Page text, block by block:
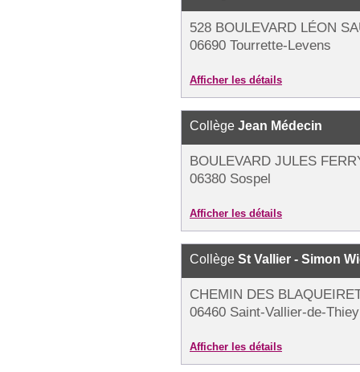
528 BOULEVARD LÉON
06690 Tourrette-Levens
Afficher les détails
Collège Jean Médecin
BOULEVARD JULES
06380 Sospel
Afficher les détails
Collège St Vallier - Simon
CHEMIN DES
06460 Saint-Vallier-de-Thiey
Afficher les détails